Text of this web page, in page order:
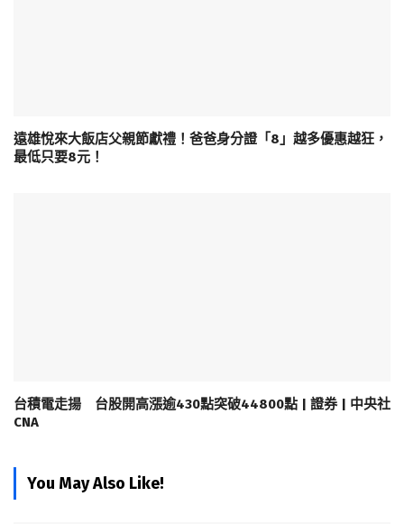
遠雄悅來大飯店父親節獻禮！爸爸身分證「8」越多優惠越狂，
最低只要8元！
台積電走揚 台股開高漲逾430點突破44800點 | 證券 | 中央社
CNA
You May Also Like!